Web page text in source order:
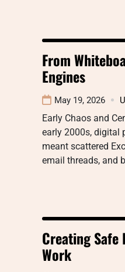
From
Engines
May 19, 2026
Early Chaos and
early 2000s, digital
meant scattered
email threads, and
Creating Safe
Work